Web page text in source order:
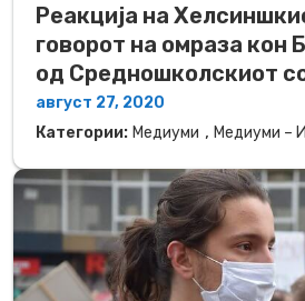
Реакција на
говорот на омраза кон
од Средношколскиот
август 27, 2020
Категории: Медиуми , Медиуми –